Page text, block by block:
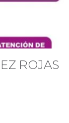
ROJAS